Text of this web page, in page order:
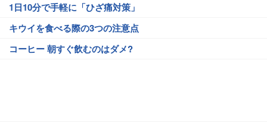
1日10分で手軽に「ひざ痛対策」
キウイを食べる際の3つの注意点
コーヒー 朝すぐ飲むのはダメ?